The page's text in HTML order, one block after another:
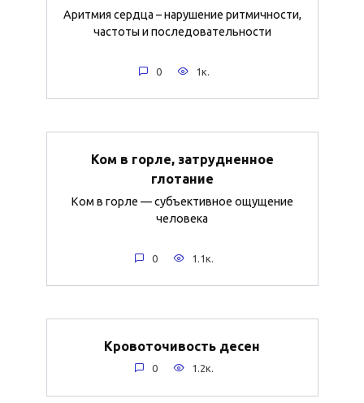
Аритмия сердца – нарушение ритмичности,
частоты и последовательности
0 1к.
Ком в горле, затрудненное
глотание
Ком в горле — субъективное ощущение
человека
0 1.1к.
Кровоточивость десен
0 1.2к.